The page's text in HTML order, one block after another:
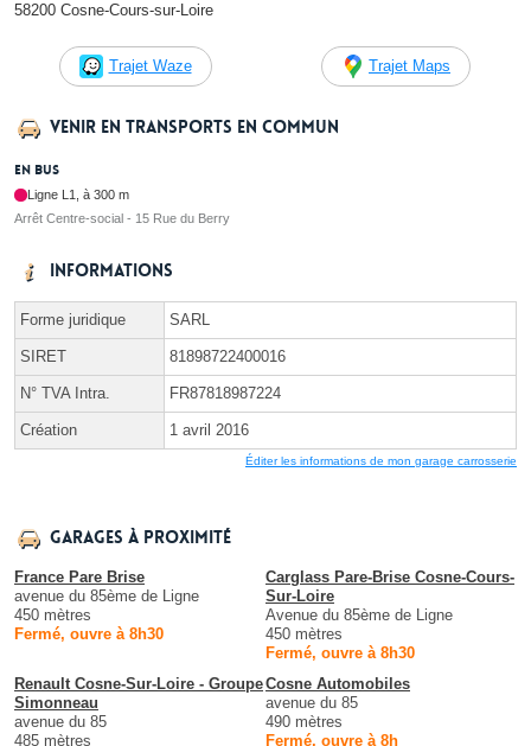
58200 Cosne-Cours-sur-Loire
Trajet Waze Trajet Maps
Venir en transports en commun
En bus
Ligne L1, à 300 m
Arrêt Centre-social - 15 Rue du Berry
Informations
Forme juridique SARL
SIRET 81898722400016
N° TVA Intra. FR87818987224
Création 1 avril 2016
Éditer les informations de mon garage carrosserie
Garages à proximité
France Pare Brise
avenue du 85ème de Ligne
450 mètres
Fermé, ouvre à 8h30
Carglass Pare-Brise Cosne-Cours-
Sur-Loire
Avenue du 85ème de Ligne
450 mètres
Fermé, ouvre à 8h30
Renault Cosne-Sur-Loire - Groupe
Simonneau
avenue du 85
485 mètres
Cosne Automobiles
avenue du 85
490 mètres
Fermé, ouvre à 8h